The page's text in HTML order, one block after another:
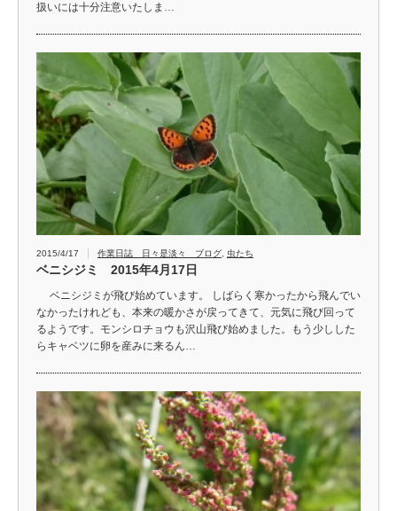
扱いには十分注意いたしま…
2015/4/17 作業日誌 日々是淡々 ブログ 虫たち
ベニシジミ 2015年4月17日
ベニシジミが飛び始めています。 しばらく寒かったから飛んでい
なかったけれども、本来の暖かさが戻ってきて、元気に飛び回って
るようです。モンシロチョウも沢山飛び始めました。もう少しした
らキャベツに卵を産みに来るん…